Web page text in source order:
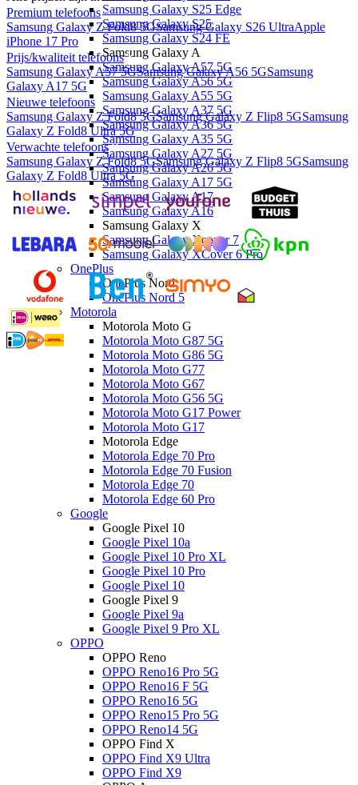
Samsung Galaxy S25 Edge
Samsung Galaxy S25
Samsung Galaxy S24 FE
Samsung Galaxy A
Samsung Galaxy A57 5G
Samsung Galaxy A56 5G
Samsung Galaxy A55 5G
Samsung Galaxy A37 5G
Samsung Galaxy A36 5G
Samsung Galaxy A35 5G
Samsung Galaxy A27 5G
Samsung Galaxy A26 5G
Samsung Galaxy A17 5G
Samsung Galaxy A17
Samsung Galaxy A16
Samsung Galaxy X
Samsung Galaxy Xcover 7
Samsung Galaxy XCover 6 Pro
OnePlus
OnePlus Nord
OnePlus Nord 5
Motorola
Motorola Moto G
Motorola Moto G87 5G
Motorola Moto G86 5G
Motorola Moto G77
Motorola Moto G67
Motorola Moto G56 5G
Motorola Moto G17 Power
Motorola Moto G17
Motorola Edge
Motorola Edge 70 Pro
Motorola Edge 70 Fusion
Motorola Edge 70
Motorola Edge 60 Pro
Google
Google Pixel 10
Google Pixel 10a
Google Pixel 10 Pro XL
Google Pixel 10 Pro
Google Pixel 10
Google Pixel 9
Google Pixel 9a
Google Pixel 9 Pro XL
OPPO
OPPO Reno
OPPO Reno16 Pro 5G
OPPO Reno16 F 5G
OPPO Reno16 5G
OPPO Reno15 Pro 5G
OPPO Reno14 5G
OPPO Find X
OPPO Find X9 Ultra
OPPO Find X9
Premium telefoons
Samsung Galaxy Z Fold8 5GSamsung Galaxy S26 UltraApple
iPhone 17 Pro
Prijs/kwaliteit telefoons
Samsung Galaxy A57 5GSamsung Galaxy A56 5GSamsung
Galaxy A17 5G
Nieuwe telefoons
Samsung Galaxy Z Fold8 5GSamsung Galaxy Z Flip8 5GSamsung
Galaxy Z Fold8 Ultra 5G
Verwachte telefoons
Samsung Galaxy Z Fold8 5GSamsung Galaxy Z Flip8 5GSamsung
Galaxy Z Fold8 Ultra 5G